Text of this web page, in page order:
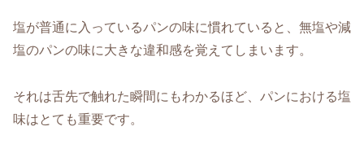
塩が普通に入っているパンの味に慣れていると、無塩や減
塩のパンの味に大きな違和感を覚えてしまいます。
それは舌先で触れた瞬間にもわかるほど、パンにおける塩
味はとても重要です。